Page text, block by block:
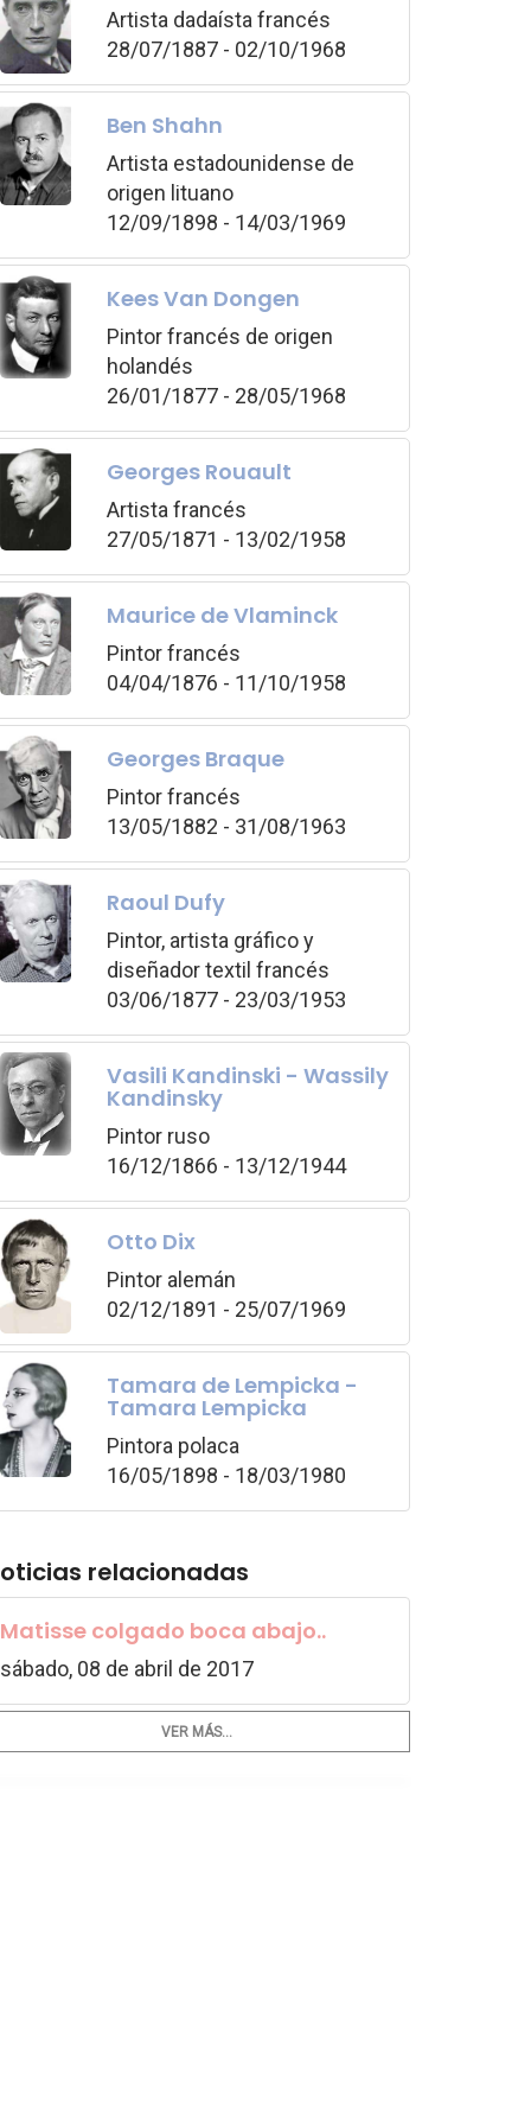
Artista dadaísta francés
28/07/1887 - 02/10/1968
Ben Shahn
Artista estadounidense de
origen lituano
12/09/1898 - 14/03/1969
Kees Van Dongen
Pintor francés de origen
holandés
26/01/1877 - 28/05/1968
Georges Rouault
Artista francés
27/05/1871 - 13/02/1958
Maurice de Vlaminck
Pintor francés
04/04/1876 - 11/10/1958
Georges Braque
Pintor francés
13/05/1882 - 31/08/1963
Raoul Dufy
Pintor, artista gráfico y
diseñador textil francés
03/06/1877 - 23/03/1953
Vasili Kandinski - Wassily
Kandinsky
Pintor ruso
16/12/1866 - 13/12/1944
Otto Dix
Pintor alemán
02/12/1891 - 25/07/1969
Tamara de Lempicka -
Tamara Lempicka
Pintora polaca
16/05/1898 - 18/03/1980
relacionadas
Matisse colgado boca abajo..
sábado, 08 de abril de 2017
VER MÁS...